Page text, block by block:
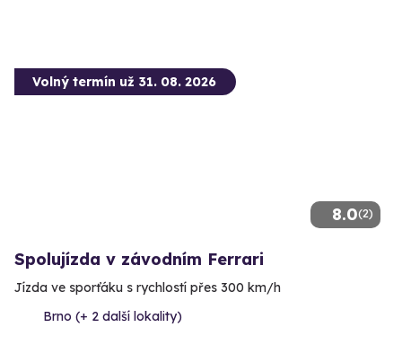
8.0(2)
Volný termín už 31. 08. 2026
Spolujízda v závodním Ferrari
Jízda ve sporťáku s rychlostí přes 300 km/h
Brno (+ 2 další lokality)